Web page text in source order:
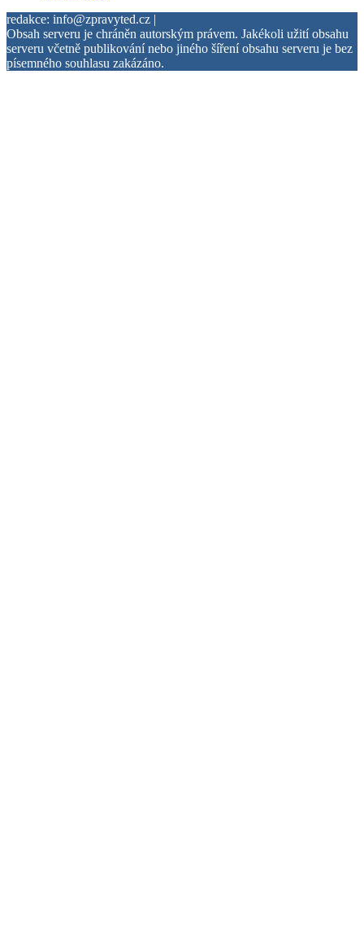
redakce: info@zpravyted.cz |
Obsah serveru je chráněn autorským právem. Jakékoli užití obsahu
serveru včetně publikování nebo jiného šíření obsahu serveru je bez
písemného souhlasu zakázáno.